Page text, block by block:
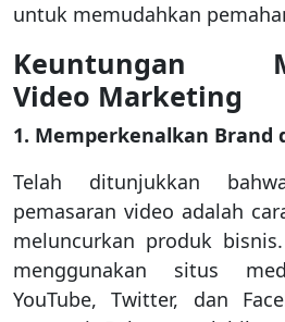
untuk memudahkan
Keuntungan
Video Marketing
1. Memperkenalkan Brand
Telah ditunjukkan
pemasaran video adalah
meluncurkan produk
menggunakan situs
YouTube, Twitter, dan